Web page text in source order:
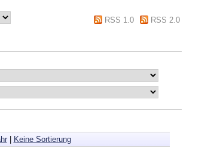
RSS 1.0
RSS 2.0
| Keine Sortierung